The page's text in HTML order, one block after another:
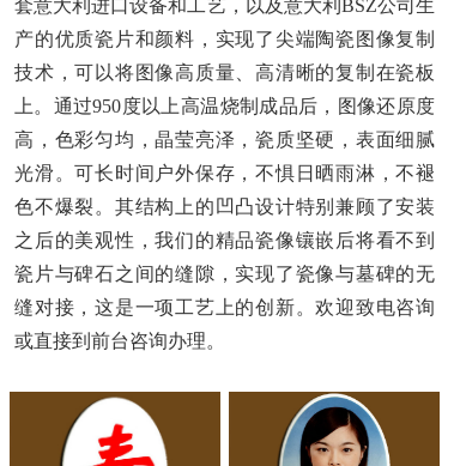
套意大利进口设备和工艺，以及意大利BSZ公司生
产的优质瓷片和颜料，实现了尖端陶瓷图像复制
技术，可以将图像高质量、高清晰的复制在瓷板
上。通过950度以上高温烧制成品后，图像还原度
高，色彩匀均，晶莹亮泽，瓷质坚硬，表面细腻
光滑。可长时间户外保存，不惧日晒雨淋，不褪
色不爆裂。其结构上的凹凸设计特别兼顾了安装
之后的美观性，我们的精品瓷像镶嵌后将看不到
瓷片与碑石之间的缝隙，实现了瓷像与墓碑的无
缝对接，这是一项工艺上的创新。欢迎致电咨询
或直接到前台咨询办理。